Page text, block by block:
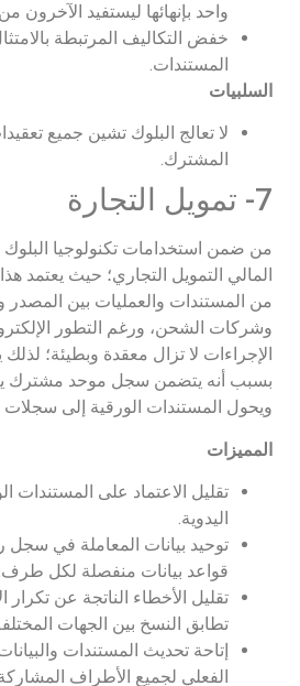
واحد بإنهائها ليستفيد الآخرون من
خفض التكاليف المرتبطة
المستندات.
السلبيات
لا تعالج البلوك تشين جميع
المشترك.
7- تمويل التجارة
من ضمن استخدامات تكنولوجيا
المالي التمويل التجاري؛ حيث يعتمد
من المستندات والعمليات بين المصدر
وشركات الشحن، ورغم التطور
الإجراءات لا تزال معقدة وبطيئة؛
بسبب أنه يتضمن سجل موحد مشترك
ويحول المستندات الورقية إلى سجلات
المميزات
تقليل الاعتماد على المستندات
اليدوية.
توحيد بيانات المعاملة في
قواعد بيانات منفصلة لكل
تقليل الأخطاء الناتجة عن تكرار
تطابق النسخ بين الجهات
إتاحة تحديث المستندات
الفعلي لجميع الأطراف